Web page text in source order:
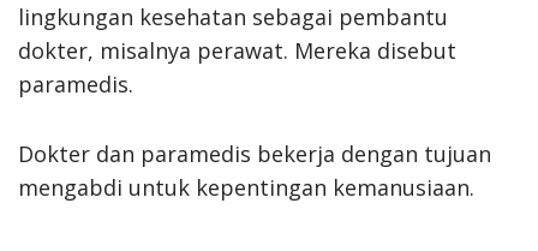
lingkungan kesehatan sebagai pembantu
dokter, misalnya perawat. Mereka disebut
paramedis.
Dokter dan paramedis bekerja dengan tujuan
mengabdi untuk kepentingan kemanusiaan.